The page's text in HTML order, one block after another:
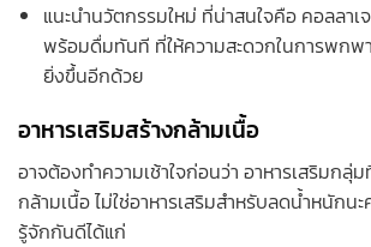
แนะนำนวัตกรรมใหม่ ที่น่าสนใจคือ คอลลา
พร้อมดื่มทันที ที่ให้ความสะดวกในการพก
ยิ่งขึ้นอีกด้วย
อาหารเสริมสร้างกล้ามเนื้อ
อาจต้องทำความเช้าใจก่อนว่า อาหารเสริมกลุ่
กล้ามเนื้อ ไม่ใช่อาหารเสริมสำหรับลดน้ำหนัก
รู้จักกันดีได้แก่